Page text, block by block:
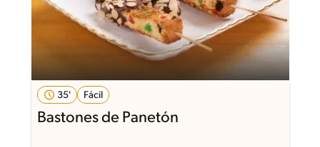
35' Fácil
Bastones de Panetón